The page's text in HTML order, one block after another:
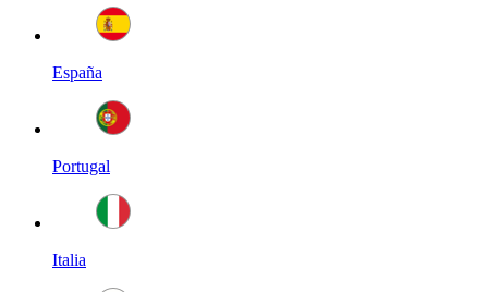
España
Portugal
Italia